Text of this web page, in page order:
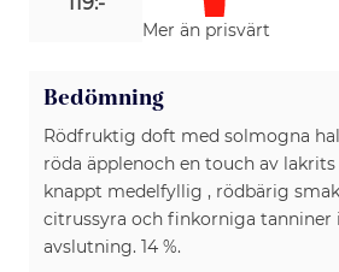
Mer än prisvärt
Bedömning
Rödfruktig doft med solmogna
röda äpplenoch en touch av lakrits
knappt medelfyllig , rödbärig
citrussyra och finkorniga tanniner
avslutning. 14 %.